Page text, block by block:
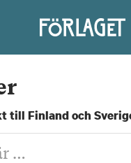
till Finland och